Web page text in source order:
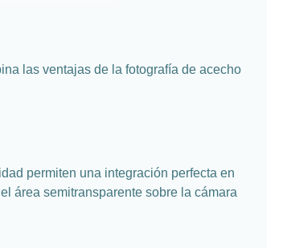
las ventajas de la fotografía de acecho
permiten una integración perfecta en
área semitransparente sobre la cámara